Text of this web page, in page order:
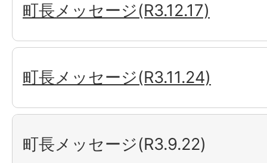
町長メッセージ(R3.12.17)
町長メッセージ(R3.11.24)
町長メッセージ(R3.9.22)